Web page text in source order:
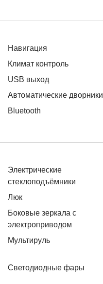
Навигация
Климат контроль
USB выход
Автоматические дворники
Bluetooth
Электрические
стеклоподъёмники
Люк
Боковые зеркала с
электроприводом
Мультируль
Светодиодные фары